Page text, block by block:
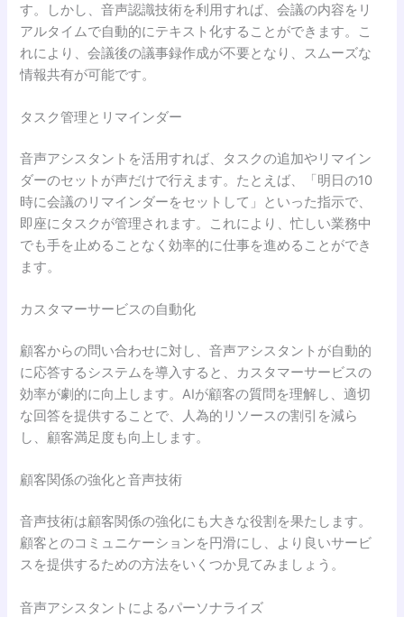
す。しかし、音声認識技術を利用すれば、会議の内容をリ
アルタイムで自動的にテキスト化することができます。こ
れにより、会議後の議事録作成が不要となり、スムーズな
情報共有が可能です。
タスク管理とリマインダー
音声アシスタントを活用すれば、タスクの追加やリマイン
ダーのセットが声だけで行えます。たとえば、「明日の10
時に会議のリマインダーをセットして」といった指示で、
即座にタスクが管理されます。これにより、忙しい業務中
でも手を止めることなく効率的に仕事を進めることができ
ます。
カスタマーサービスの自動化
顧客からの問い合わせに対し、音声アシスタントが自動的
に応答するシステムを導入すると、カスタマーサービスの
効率が劇的に向上します。AIが顧客の質問を理解し、適切
な回答を提供することで、人為的リソースの割引を減ら
し、顧客満足度も向上します。
顧客関係の強化と音声技術
音声技術は顧客関係の強化にも大きな役割を果たします。
顧客とのコミュニケーションを円滑にし、より良いサービ
スを提供するための方法をいくつか見てみましょう。
音声アシスタントによるパーソナライズ